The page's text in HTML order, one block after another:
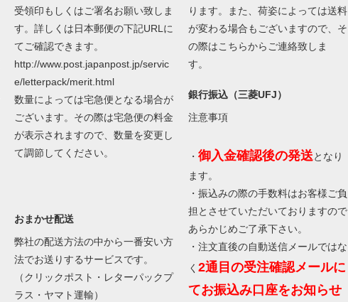
受領印もしくはご署名お願い致しま
す。詳しくは日本郵便の下記URLに
てご確認できます。
http://www.post.japanpost.jp/servic
e/letterpack/merit.html
数量によっては宅急便となる場合が
ございます。その際は宅急便の料金
が表示されますので、数量を変更し
て調節してください。
おまかせ配送
弊社の配送方法の中から一番安い方
法でお送りするサービスです。
（クリックポスト・レターパックプ
ラス・ヤマト運輸）
ります。また、荷姿によっては送料
が変わる場合もございますので、そ
の際はこちらからご連絡致しま
す。
銀行振込（三菱UFJ）
注意事項
・ 御入金確認後の発送となり
ます。
・振込みの際の手数料はお客様ご負
担とさせていただいておりますので
あらかじめご了承下さい。
・注文直後の自動送信メールではな
く 2通目の受注確認メールに
てお振込み口座をお知らせ